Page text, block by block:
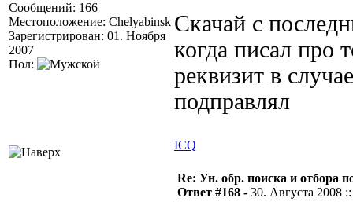
Сообщений: 166
Местоположение: Chelyabinsk
Зарегистрирован: 01. Ноября
2007
Пол:
Скачай с
когда писал про
реквизит в
подправлял
ICQ
Re: Ун. обр. поиска и отбора
Ответ #168 - 30. Августа 2008